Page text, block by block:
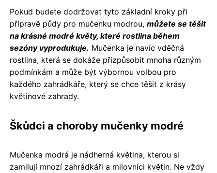
Pokud budete dodržovat tyto základní kroky při
přípravě půdy pro mučenku modrou, můžete se těšit
na krásné modré květy, které rostlina během
sezóny vyprodukuje. Mučenka je navíc vděčná
rostlina, která se dokáže přizpůsobit mnoha různým
podmínkám a může být výbornou volbou pro
každého zahrádkáře, který se chce těšit z krásy
květinové zahrady.
Škůdci a choroby mučenky modré
Mučenka modrá je nádherná květina, kterou si
zamilují mnozí zahrádkáři a milovníci květin. Ne vždy